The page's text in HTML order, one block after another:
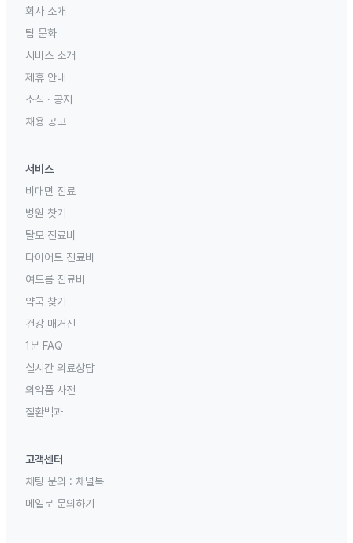
회사 소개
팀 문화
서비스 소개
제휴 안내
소식 · 공지
채용 공고
서비스
비대면 진료
병원 찾기
탈모 진료비
다이어트 진료비
여드름 진료비
약국 찾기
건강 매거진
1분 FAQ
실시간 의료상담
의약품 사전
질환백과
고객센터
채팅 문의 : 채널톡
메일로 문의하기